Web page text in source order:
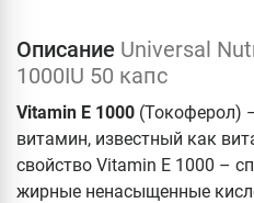
Описание Universal
1000IU 50 капс
Vitamin E 1000 (Токоферол)
витамин, известный как
свойство Vitamin E 1000 –
жирные ненасыщенные